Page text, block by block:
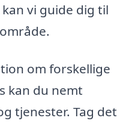
vi guide dig til
om forskellige
kan du nemt
tjenester. Tag det